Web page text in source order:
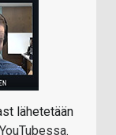
lähetetään
YouTubessa.